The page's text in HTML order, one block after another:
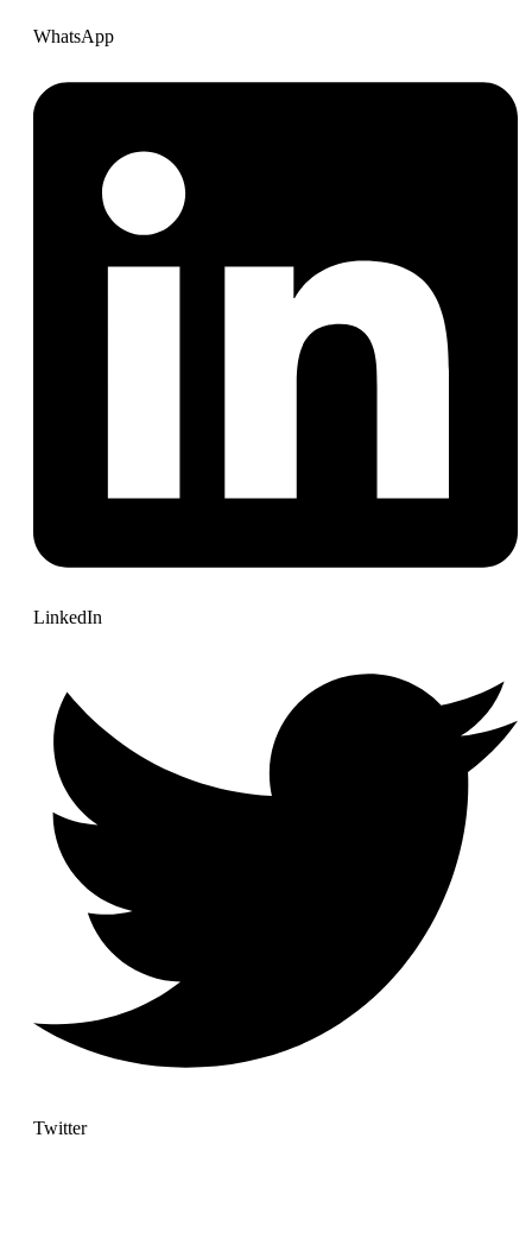
WhatsApp
LinkedIn
Twitter